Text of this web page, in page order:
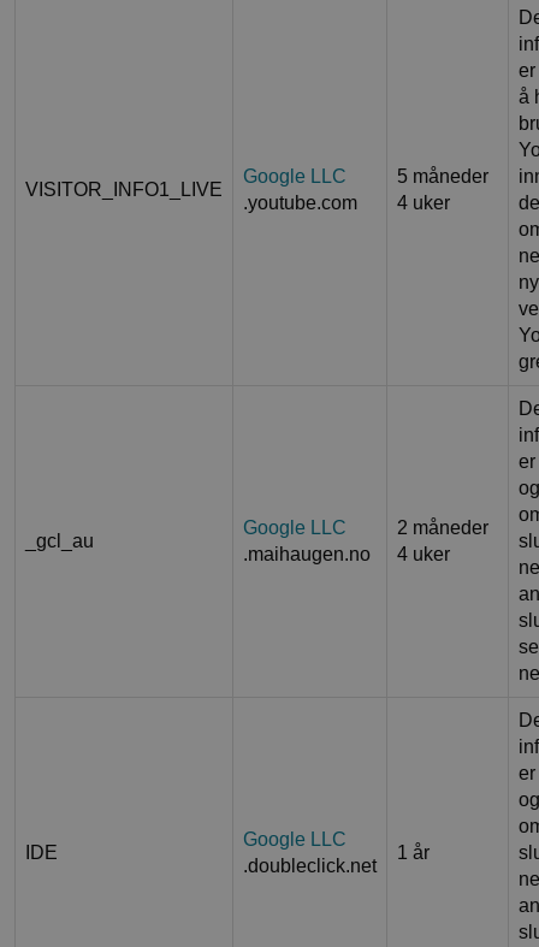
VISITOR_INFO1_LIVE
Google LLC
.youtube.com
5 måneder
4 uker
er
å
_gcl_au
Google LLC
.maihaugen.no
2 måneder
4 uker
er
IDE
Google LLC
.doubleclick.net
1 år
er